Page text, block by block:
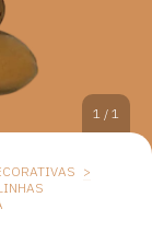
1 / 1
>